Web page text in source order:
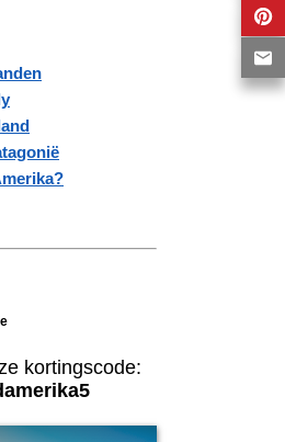
kortingscode: